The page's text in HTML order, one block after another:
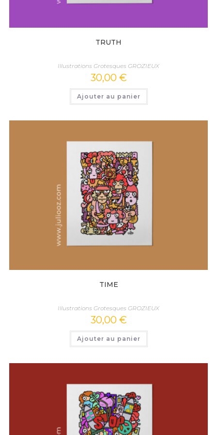
TRUTH
Illustrations Grotesques GROZIEUX
30,00 €
Ajouter au panier
TIME
Illustrations Grotesques GROZIEUX
30,00 €
Ajouter au panier